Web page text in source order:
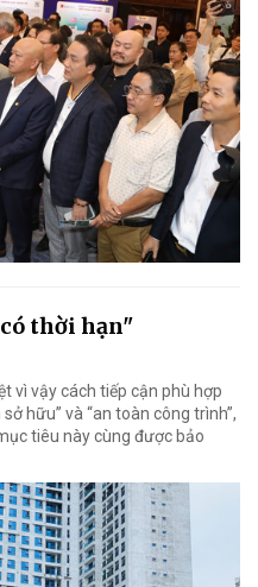
thời hạn"
vì vậy cách tiếp cận phù hợp
hữu” và “an toàn công trình”,
tiêu này cùng được bảo